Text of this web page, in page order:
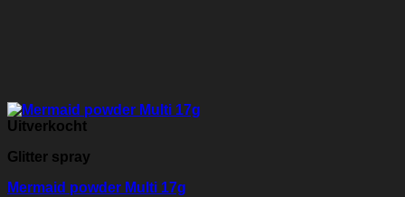
Uitverkocht
Glitter spray
Mermaid powder Multi 17g